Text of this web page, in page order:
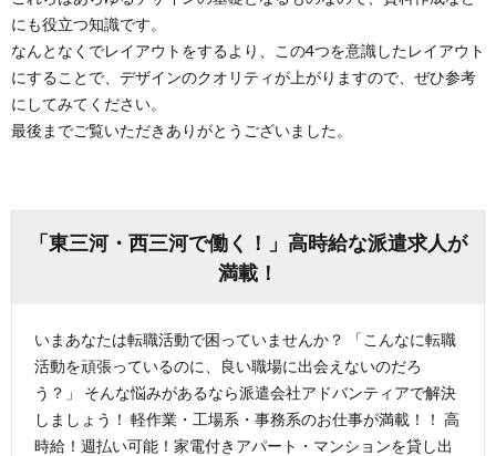
にも役立つ知識です。
なんとなくでレイアウトをするより、この4つを意識したレイアウト
にすることで、デザインのクオリティが上がりますので、ぜひ参考
にしてみてください。
最後までご覧いただきありがとうございました。
「東三河・西三河で働く！」高時給な派遣求人が
満載！
いまあなたは転職活動で困っていませんか？ 「こんなに転職
活動を頑張っているのに、良い職場に出会えないのだろ
う？」 そんな悩みがあるなら派遣会社アドバンティアで解決
しましょう！ 軽作業・工場系・事務系のお仕事が満載！！ 高
時給！週払い可能！家電付きアパート・マンションを貸し出